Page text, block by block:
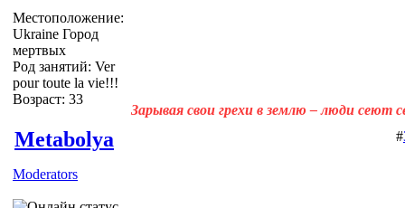
Местоположение:
Ukraine Город
мертвых
Род занятий: Ver
pour toute la vie!!!
Возраст: 33
Зарывая свои грехи в землю – люди сеют
Metabolya
Moderators
#